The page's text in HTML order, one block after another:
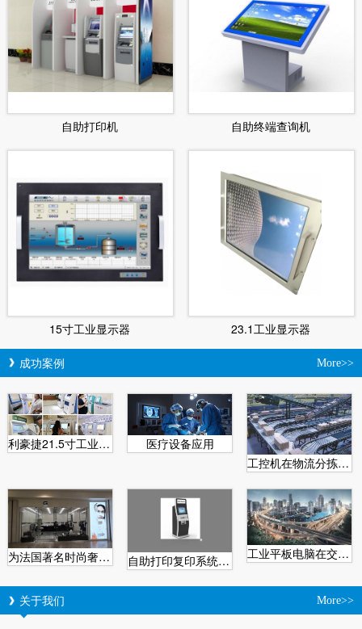
自助打印机 自助终端查询机
15寸工业显示器 23.1工业显示器
More>>
成功案例
利豪捷21.5寸工业安卓一体机在医用自助取片机的特点
医疗设备应用
工控机在物流分拣系统中的应用
为法国著名时尚奢侈品Givenchy纪梵希配套产品 自助打印复印系统为城市助力 工业平板电脑在交通业的应用
More>>
关于我们